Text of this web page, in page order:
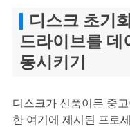
디스크 초기
드라이브를 데
동시키기
디스크가 신품이든 중
한 여기에 제시된 프로